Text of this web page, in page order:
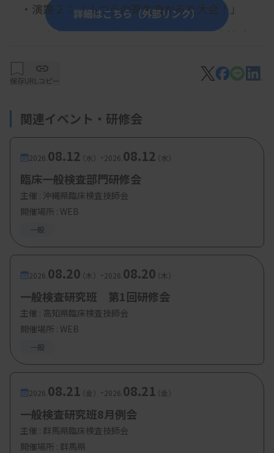
・演題２：「ふつうの寄生虫かるた大会！」
畠山 和枝 先生 （岩手医科大学附属病院 中央
詳細はこちら（外部リンク）
保存URLコピー
関連イベント・研修会
2026. 08.12（水） -2026. 08.12（水）
臨床一般検査部門研修会
主催 : 沖縄県臨床検査技師会
開催場所 : WEB
一般
2026. 08.20（木） -2026. 08.20（木）
一般検査研究班 第1回研修会
主催 : 高知県臨床検査技師会
開催場所 : WEB
一般
2026. 08.21（金） -2026. 08.21（金）
一般検査研究班8月例会
主催 : 群馬県臨床検査技師会
開催場所 : 群馬県